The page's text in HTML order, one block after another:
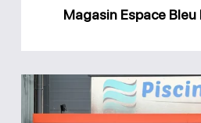
Magasin Espace Bleu
Rive